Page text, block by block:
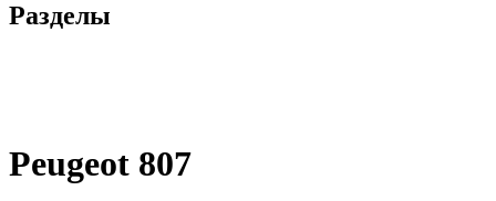
Разделы
Peugeot 807